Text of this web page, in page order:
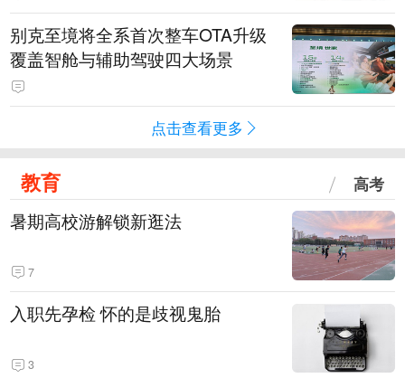
别克至境将全系首次整车OTA升级
覆盖智舱与辅助驾驶四大场景
点击查看更多
教育 高考
暑期高校游解锁新逛法
7
入职先孕检 怀的是歧视鬼胎
3